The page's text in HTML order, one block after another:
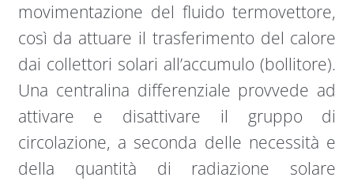
movimentazione del fluido termovettore,
così da attuare il trasferimento del calore
dai collettori solari all’accumulo (bollitore).
Una centralina differenziale provvede ad
attivare e disattivare il gruppo di
circolazione, a seconda delle necessità e
della quantità di radiazione solare